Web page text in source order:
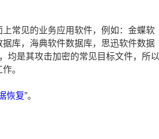
常见的业务应用软件，例如：金蝶软
库，海典软件数据库，思迅软件数据
均是其攻击加密的常见目标文件，所以
。
恢复”。